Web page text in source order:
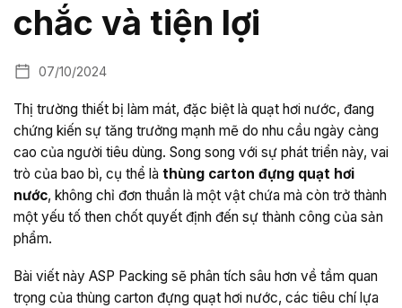
chắc và tiện lợi
07/10/2024
Thị trường thiết bị làm mát, đặc biệt là quạt hơi nước, đang
chứng kiến sự tăng trưởng mạnh mẽ do nhu cầu ngày càng
cao của người tiêu dùng. Song song với sự phát triển này, vai
trò của bao bì, cụ thể là thùng carton đựng quạt hơi
nước, không chỉ đơn thuần là một vật chứa mà còn trở thành
một yếu tố then chốt quyết định đến sự thành công của sản
phẩm.
Bài viết này ASP Packing sẽ phân tích sâu hơn về tầm quan
trọng của thùng carton đựng quạt hơi nước, các tiêu chí lựa